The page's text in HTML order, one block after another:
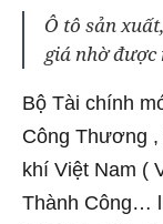
Ô tô sản
giá nhờ được
Bộ Tài chính
Công Thương
khí Việt Nam (
Thành Công…